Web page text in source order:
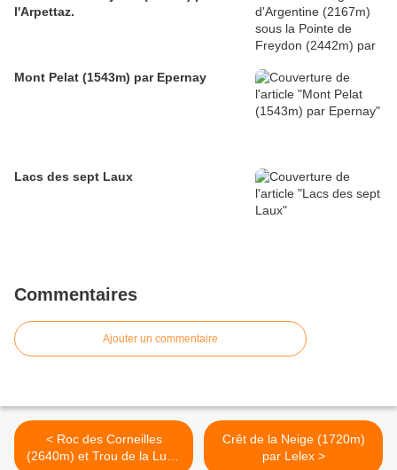
l'Arpettaz.
Mont Pelat (1543m) par Epernay
Lacs des sept Laux
Commentaires
Ajouter un commentaire
< Roc des Corneilles
(2640m) et Trou de la Lune
Crêt de la Neige (1720m)
par Lelex >